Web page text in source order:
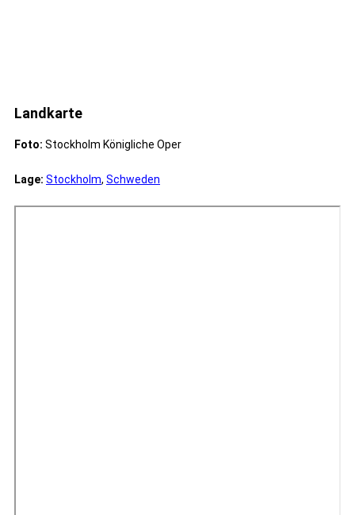
Landkarte
Foto: Stockholm Königliche Oper
Lage: Stockholm, Schweden